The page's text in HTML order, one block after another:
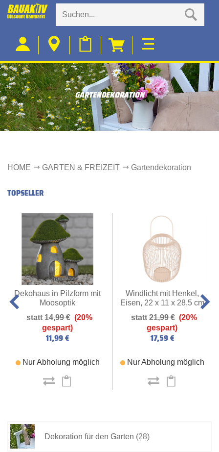
GARTENDEKORATION
HOME GARTEN & FREIZEIT Gartendekoration
TOPSELLER
Dekohaus in Pilzform mit
Moosoptik
14,99 € (20%
gespart)
11,99 €
Nur Abholung möglich
Windlicht mit Henkel,
Eisen, 22 x 11 x 28,5 cm
21,99 € (20%
gespart)
17,59 €
Nur Abholung möglich
Dekoration für den Garten (28)